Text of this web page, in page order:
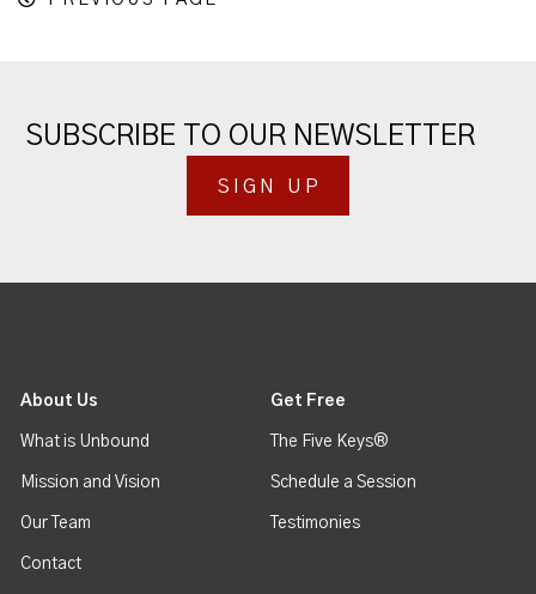
SUBSCRIBE TO OUR NEWSLETTER
SIGN UP
About Us
What is Unbound
Mission and Vision
Our Team
Contact
Get Free
The Five Keys®
Schedule a Session
Testimonies